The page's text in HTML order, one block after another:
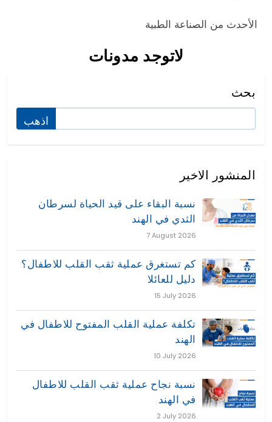
الأحدث من الصناعة الطبية
لاتوجد مدونات
بحث
المنشور الاخير
نسبة البقاء على قيد الحياة لسرطان
الثدي في الهند
7 August 2026
كم تستغرق عملية ثقب القلب للاطفال؟
دليل للعائلا
15 July 2026
تكلفة عملية القلب المفتوح للاطفال في
الهند
10 July 2026
نسبة نجاح عملية ثقب القلب للاطفال
في الهند
2 July 2026